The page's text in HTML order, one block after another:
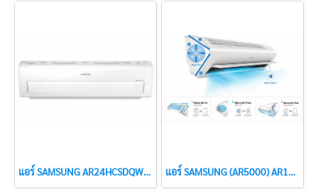
แอร์ SAMSUNG AR24HCSDQWKNST (AR7000) ขนาด 23,070.24 BTU แอร์ SAMSUNG (AR5000) AR13MRFN ขนาด 12,253 BTU สินค้าใหม่ปี 2017 (R410)